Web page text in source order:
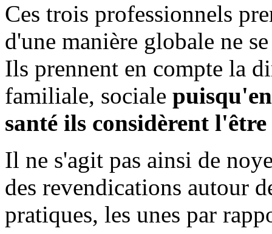
Ces trois professionnels
d'une manière globale ne
Ils prennent en compte la
familiale, sociale
santé ils considèrent
Il ne s'agit pas ainsi de
des revendications autour
pratiques, les unes par